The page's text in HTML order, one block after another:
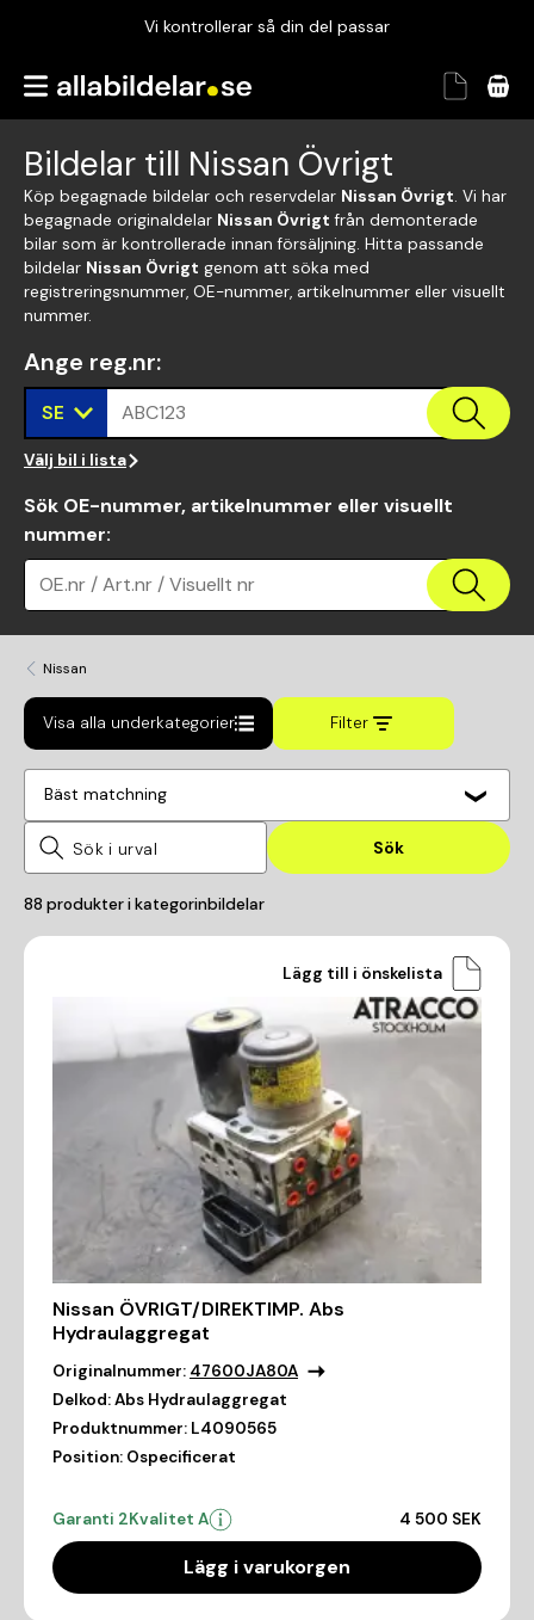
Vi kontrollerar så din del passar
Garanterad passform
Vi kontrollerar så din del passar
Bildelar till Nissan Övrigt
Köp begagnade bildelar och reservdelar Nissan Övrigt. Vi har
begagnade originaldelar Nissan Övrigt från demonterade
bilar som är kontrollerade innan försäljning. Hitta passande
bildelar Nissan Övrigt genom att söka med
registreringsnummer, OE-nummer, artikelnummer eller visuellt
nummer.
Ange reg.nr:
SE ABC123
Välj bil i lista
Sök OE-nummer, artikelnummer eller visuellt
nummer:
OE.nr / Art.nr / Visuellt nr
Nissan
Visa alla underkategorier Filter
Bäst matchning
Sök
88 produkter i kategorinbildelar
Lägg till i önskelista
Nissan ÖVRIGT/DIREKTIMP. Abs
Hydraulaggregat
Originalnummer: 47600JA80A
Delkod:Abs Hydraulaggregat
Produktnummer: L4090565
Position: Ospecificerat
Garanti 2Kvalitet A 4 500 SEK
Lägg i varukorgen